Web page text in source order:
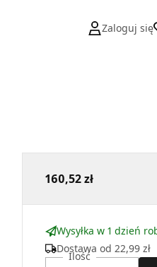
Zaloguj się
160,52 zł
Wysyłka w 1 dzień
Dostawa od 22,99 zł
Ilość